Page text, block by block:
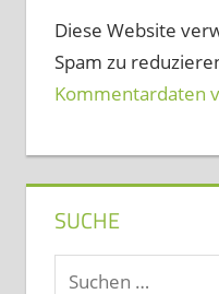
Diese Website
Spam zu
Kommentardaten
SUCHE
Suchen